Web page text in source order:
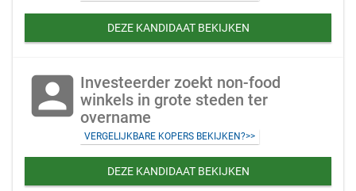
DEZE KANDIDAAT BEKIJKEN
account_box Investeerder zoekt non-food
winkels in grote steden ter
overname
VERGELIJKBARE KOPERS BEKIJKEN?>>
DEZE KANDIDAAT BEKIJKEN